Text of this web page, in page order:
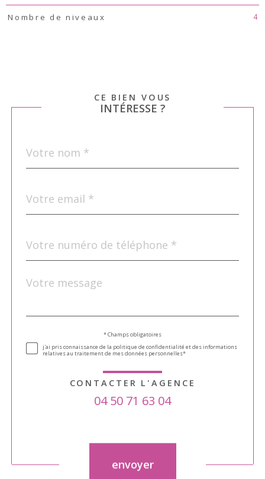
Nombre de niveaux 4
CE BIEN VOUS
INTÉRESSE ?
par
*
*
*
Fieldset
par
Message
*
* Champs obligatoires
j'ai pris connaissance de la politique de confidentialité et des informations
relatives au traitement de mes données personnelles*
CONTACTER L'AGENCE
04 50 71 63 04
envoyer